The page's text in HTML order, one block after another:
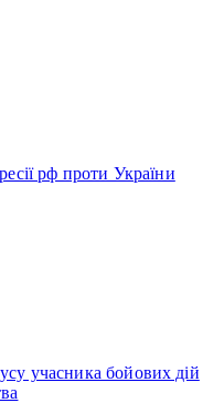
рф проти України
учасника бойових дій